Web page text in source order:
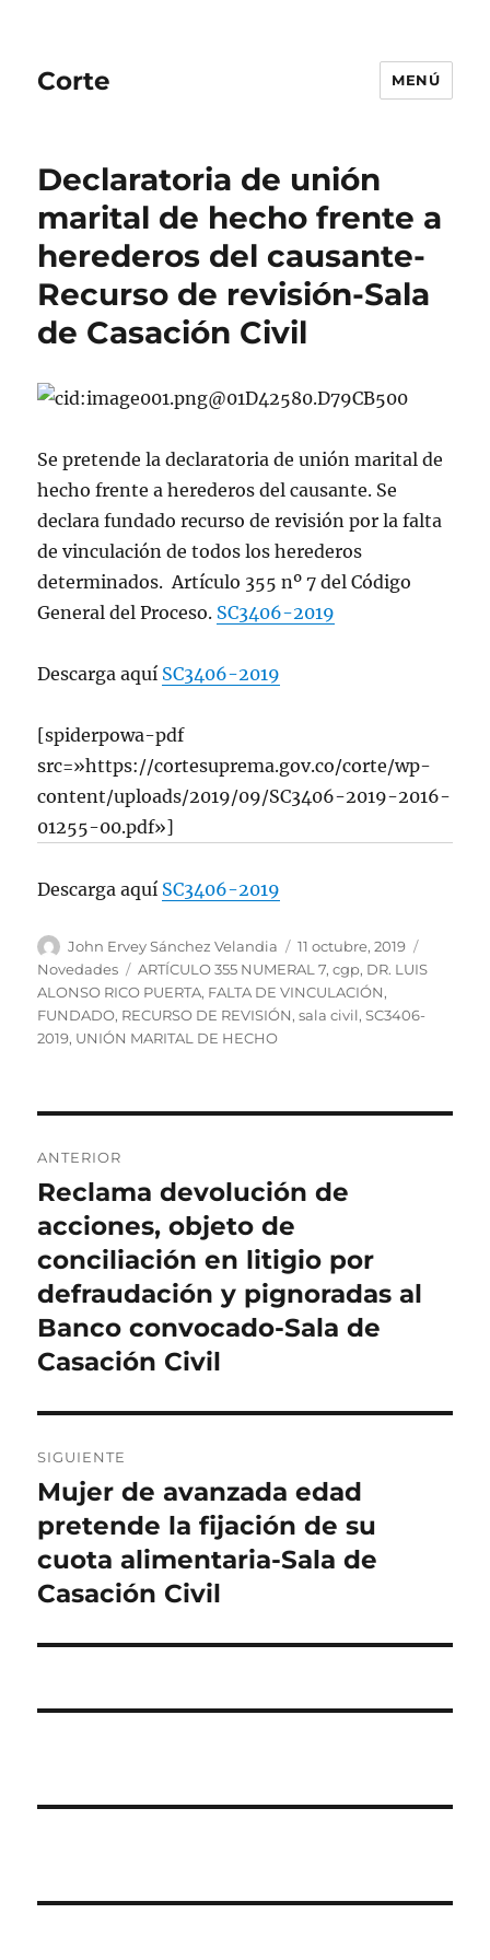
Corte MENÚ
Declaratoria de unión
marital de hecho frente a
herederos del causante-
Recurso de revisión-Sala
de Casación Civil
Se pretende la declaratoria de unión marital de
hecho frente a herederos del causante. Se
declara fundado recurso de revisión por la falta
de vinculación de todos los herederos
determinados. Artículo 355 nº 7 del Código
General del Proceso. SC3406-2019
Descarga aquí SC3406-2019
[spiderpowa-pdf
src=»https://cortesuprema.gov.co/corte/wp-
content/uploads/2019/09/SC3406-2019-2016-
01255-00.pdf»]
Descarga aquí SC3406-2019
Autor
John Ervey Sánchez Velandia
Publicado
el
11 octubre, 2019
Novedades
Etiquetas
ARTÍCULO 355 NUMERAL 7,cgp, DR. LUIS
ALONSO RICO PUERTA, FALTA DE VINCULACIÓN,
FUNDADO, RECURSO DE REVISIÓN,sala civil,SC3406-
2019, UNIÓN MARITAL DE HECHO
de
entradas
ANTERIOR
Entrada
anterior:
Reclama devolución de
acciones, objeto de
conciliación en litigio por
defraudación y pignoradas al
Banco convocado-Sala de
Casación Civil
SIGUIENTE
Entrada
siguiente:
Mujer de avanzada edad
pretende la fijación de su
cuota alimentaria-Sala de
Casación Civil